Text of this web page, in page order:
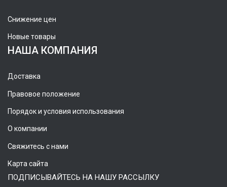
Снижение цен
Новые товары
НАША КОМПАНИЯ
Доставка
Правовое положение
Порядок и условия использования
О компании
Свяжитесь с нами
Карта сайта
ПОДПИСЫВАЙТЕСЬ НА НАШУ РАССЫЛКУ